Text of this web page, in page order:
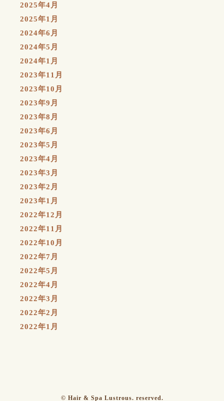
2025年4月
2025年1月
2024年6月
2024年5月
2024年1月
2023年11月
2023年10月
2023年9月
2023年8月
2023年6月
2023年5月
2023年4月
2023年3月
2023年2月
2023年1月
2022年12月
2022年11月
2022年10月
2022年7月
2022年5月
2022年4月
2022年3月
2022年2月
2022年1月
© Hair & Spa Lustrous. reserved.